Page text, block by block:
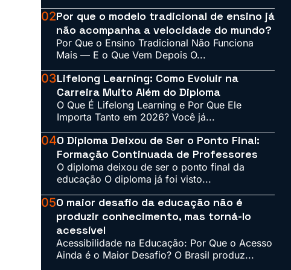
02Por que o modelo tradicional de ensino já
não acompanha a velocidade do mundo?
Por Que o Ensino Tradicional Não Funciona
Mais — E o Que Vem Depois O...
03Lifelong Learning: Como Evoluir na
Carreira Muito Além do Diploma
O Que É Lifelong Learning e Por Que Ele
Importa Tanto em 2026? Você já...
04O Diploma Deixou de Ser o Ponto Final:
Formação Continuada de Professores
O diploma deixou de ser o ponto final da
educação O diploma já foi visto...
05O maior desafio da educação não é
produzir conhecimento, mas torná-lo
acessível
Acessibilidade na Educação: Por Que o Acesso
Ainda é o Maior Desafio? O Brasil produz...